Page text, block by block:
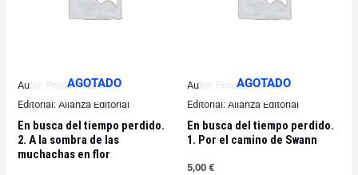
AGOTADO
Autor:
Proust, Marcel
Editorial: Alianza Editorial
En busca del tiempo perdido.
2. A la sombra de las
muchachas en flor
AGOTADO
Autor:
Proust, Marcel
Editorial: Alianza Editorial
En busca del tiempo perdido.
1. Por el camino de Swann
5,00 €